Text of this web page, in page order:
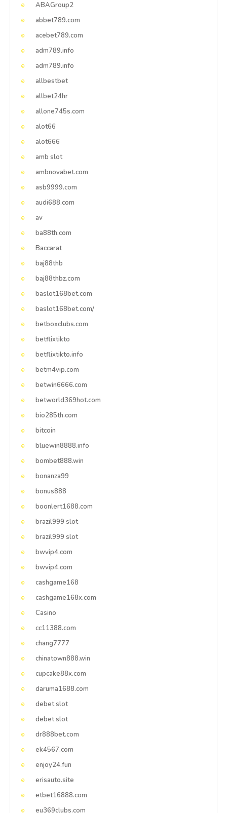
ABAGroup2
abbet789.com
acebet789.com
adm789.info
adm789.info
allbestbet
allbet24hr
allone745s.com
alot66
alot666
amb slot
ambnovabet.com
asb9999.com
audi688.com
av
ba88th.com
Baccarat
baj88thb
baj88thbz.com
baslot168bet.com
baslot168bet.com/
betboxclubs.com
betflixtikto
betflixtikto.info
betm4vip.com
betwin6666.com
betworld369hot.com
bio285th.com
bitcoin
bluewin8888.info
bombet888.win
bonanza99
bonus888
boonlert1688.com
brazil999 slot
brazil999 slot
bwvip4.com
bwvip4.com
cashgame168
cashgame168x.com
Casino
cc11388.com
chang7777
chinatown888.win
cupcake88x.com
daruma1688.com
debet slot
debet slot
dr888bet.com
ek4567.com
enjoy24.fun
erisauto.site
etbet16888.com
eu369clubs.com